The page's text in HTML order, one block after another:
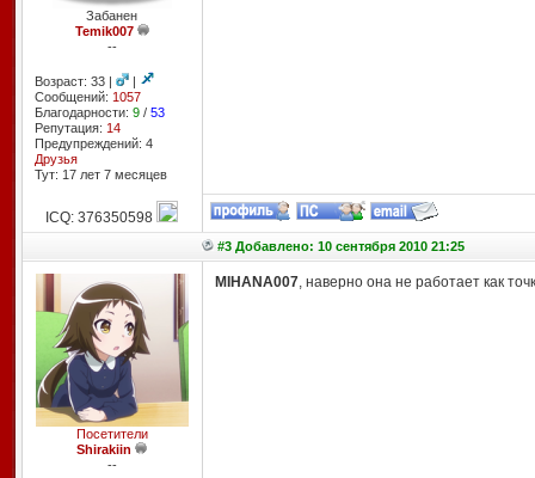
Забанен
Temik007
--
Возраст: 33 |
|
Сообщений: 1057
Благодарности: 9/ 53
Репутация: 14
Предупреждений: 4
Друзья
Тут: 17 лет 7 месяцев
ICQ: 376350598
#3 Добавлено: 10 сентября 2010 21:25
Посетители
Shirakiin
--
MIHANA007, наверно она не работает как